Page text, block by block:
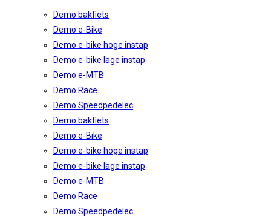
Demo bakfiets
Demo e-Bike
Demo e-bike hoge instap
Demo e-bike lage instap
Demo e-MTB
Demo Race
Demo Speedpedelec
Demo bakfiets
Demo e-Bike
Demo e-bike hoge instap
Demo e-bike lage instap
Demo e-MTB
Demo Race
Demo Speedpedelec